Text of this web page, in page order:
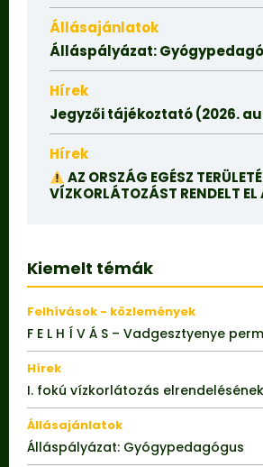
Állásajánlatok
Álláspályázat:
Hírek
Jegyzői tájékoztató (2026.
Hírek
AZ ORSZÁG EGÉSZ
VÍZKORLÁTOZÁST RENDELT
Kiemelt témák
Felhívások - közlemények
F E L H Í V Á S – Vadgesztyenye
Hírek
I. fokú vízkorlátozás
Állásajánlatok
Álláspályázat: Gyógypedagógus